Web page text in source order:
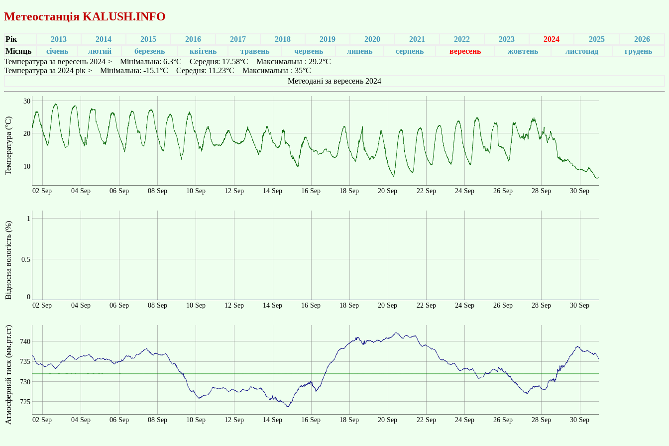
Метеостанція KALUSH.INFO
Рік 2013 2014 2015 2016 2017 2018 2019 2020 2021 2022 2023 2024 2025
2026
Місяць
січень лютий березень квітень травень червень липень серпень вересень жовтень листопад
грудень
Температура за вересень 2024 > Мінімальна: 6.3°C Середня: 17.58°C Максимальна : 29.2°C
Температура за 2024 рік > Мінімальна: -15.1°C Середня: 11.23°C Максимальна : 35°C
Метеодані за вересень 2024
Температура (°C) 10
20
30
02 Sep 04 Sep 06 Sep 08 Sep 10 Sep 12 Sep 14 Sep 16 Sep 18 Sep 20 Sep 22 Sep 24 Sep 26 Sep 28 Sep 30 Sep
Відносна вологість (%) 0
0.5
1
02 Sep 04 Sep 06 Sep 08 Sep 10 Sep 12 Sep 14 Sep 16 Sep 18 Sep 20 Sep 22 Sep 24 Sep 26 Sep 28 Sep 30 Sep
Атмосферний тиск (мм.рт.ст) 725
730
735
740
02 Sep 04 Sep 06 Sep 08 Sep 10 Sep 12 Sep 14 Sep 16 Sep 18 Sep 20 Sep 22 Sep 24 Sep 26 Sep 28 Sep 30 Sep